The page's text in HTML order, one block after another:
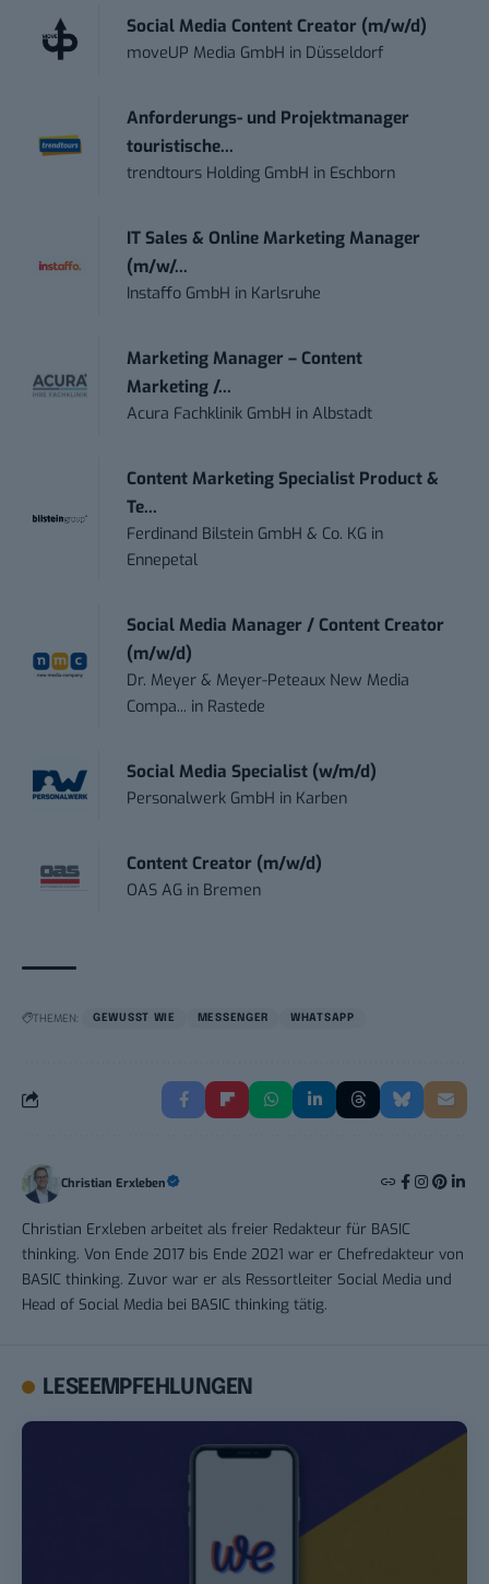
Social Media Content Creator (m/w/d)
moveUP Media GmbH in Düsseldorf
Anforderungs- und Projektmanager
touristische...
trendtours Holding GmbH in Eschborn
IT Sales & Online Marketing Manager
(m/w/...
Instaffo GmbH in Karlsruhe
Marketing Manager – Content
Marketing /...
Acura Fachklinik GmbH inAlbstadt
Content Marketing Specialist Product &
Te...
Ferdinand Bilstein GmbH & Co. KG in
Ennepetal
Social Media Manager / Content Creator
(m/w/d)
Dr. Meyer & Meyer-Peteaux New Media
Compa... in Rastede
Social Media Specialist (w/m/d)
Personalwerk GmbH in Karben
Content Creator (m/w/d)
OAS AG in Bremen
THEMEN: GEWUSST WIE MESSENGER WHATSAPP
Christian Erxleben
Christian Erxleben arbeitet als freier Redakteur für BASIC
thinking. Von Ende 2017 bis Ende 2021 war er Chefredakteur von
BASIC thinking. Zuvor war er als Ressortleiter Social Media und
Head of Social Media bei BASIC thinking tätig.
LESEEMPFEHLUNGEN